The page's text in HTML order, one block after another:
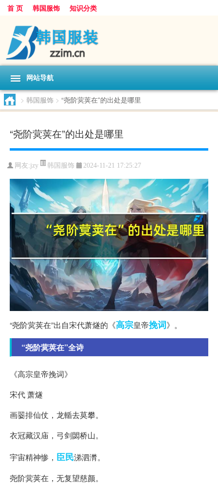
首 页 韩国服饰 知识分类
网站导航
> 韩国服饰 > “尧阶蓂荚在”的出处是哪里
“尧阶蓂荚在”的出处是哪里
网友:jzy 韩国服饰 2024-11-21 17:25:27
“尧阶蓂荚在”出自宋代萧燧的《高宗皇帝挽词》。
“尧阶蓂荚在”全诗
《高宗皇帝挽词》
宋代 萧燧
画翣排仙仗，龙輴去莫攀。
衣冠藏汉庙，弓剑閟桥山。
宇宙精神惨， 臣民涕泗潸。
尧阶蓂荚在，无复望慈颜。